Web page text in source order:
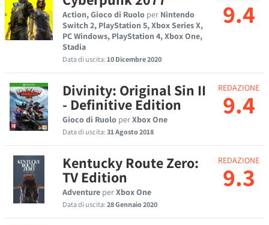
Action, Gioco di Ruolo per Nintendo
Switch 2, PlayStation 5, Xbox Series X,
PC Windows, PlayStation 4, Xbox One,
Stadia
Data di uscita:10 Dicembre 2020
9.4
Divinity: Original Sin II
- Definitive Edition
Gioco di Ruolo perXbox One
Data di uscita:31 Agosto 2018
REDAZIONE
9.4
Kentucky Route Zero:
TV Edition
Adventure perXbox One
Data di uscita:28 Gennaio 2020
REDAZIONE
9.3